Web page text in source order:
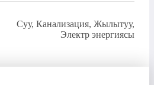
Суу, Канализация, Жылытуу,
Электр энергиясы